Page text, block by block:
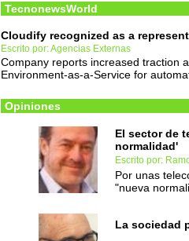
TecnonewsWorld
Cloudify recognized as a
Escrito por: Agencias Externas
Company reports increased traction
Environment-as-a-Service for
Opiniones
El sector de
normalidad'
Escrito por:
Por unas
"nueva
La sociedad